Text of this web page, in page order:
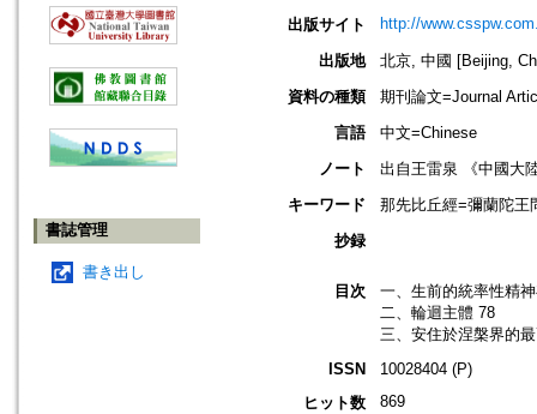
書誌管理
書き出し
出版サイト
http://
出版地
北京, 中國 [Beijing,
資料の種類
期刊論文=Journal
言語
中文=Chinese
ノート
出自王雷泉 《中國大
キーワード
那先比丘經=彌蘭陀王
抄録
目次
一、生前的統率性精
二、輪迴主體 78
三、安住於涅槃界的
ISSN
10028404 (P)
ヒット数
869